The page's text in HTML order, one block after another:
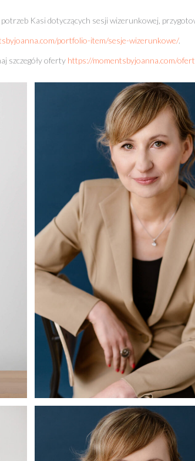
Kasi dotyczących sesji wizerunkowej,
portfolio-item/sesje-wizerunkowe/.
szczegóły oferty https://momentsbyjoanna.com/